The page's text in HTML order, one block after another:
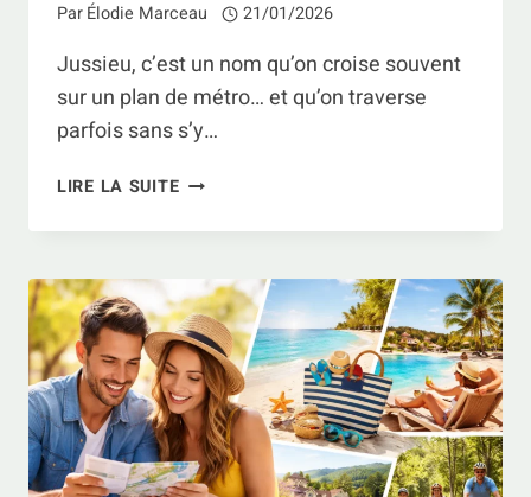
ParÉlodie Marceau 21/01/2026
Jussieu, c’est un nom qu’on croise souvent
sur un plan de métro… et qu’on traverse
parfois sans s’y…
LIRE LA SUITEJUSSIEU
PARIS
COMPRENDRE
LE
COIN
ET
SAVOIR
QUOI
FAIRE
AUTOUR